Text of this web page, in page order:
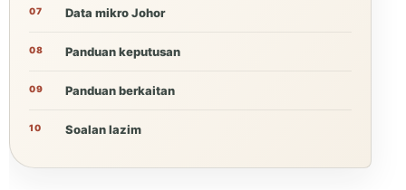
Data mikro Johor
Panduan keputusan
Panduan berkaitan
Soalan lazim